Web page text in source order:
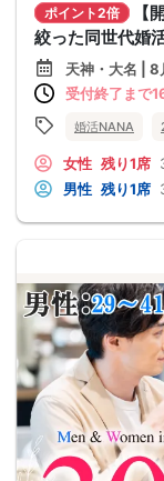
ポイント2倍
【
絞った同世代婚
天神・大名 |
受付終了まで
婚活NANA
女性 残り1席
男性 残り1席